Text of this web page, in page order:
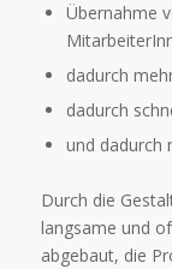
Übernahme
dadurch
dadurch
und dadurch
Durch die
langsame und
abgebaut, die